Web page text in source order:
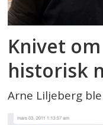
Knivet
historisk
Arne Liljeberg